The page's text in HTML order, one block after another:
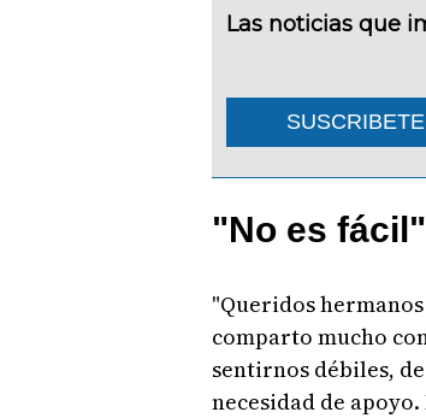
Las noticias que
SUSCRIBETE
"No es fácil"
"Queridos
comparto mucho
sentirnos débiles,
necesidad de